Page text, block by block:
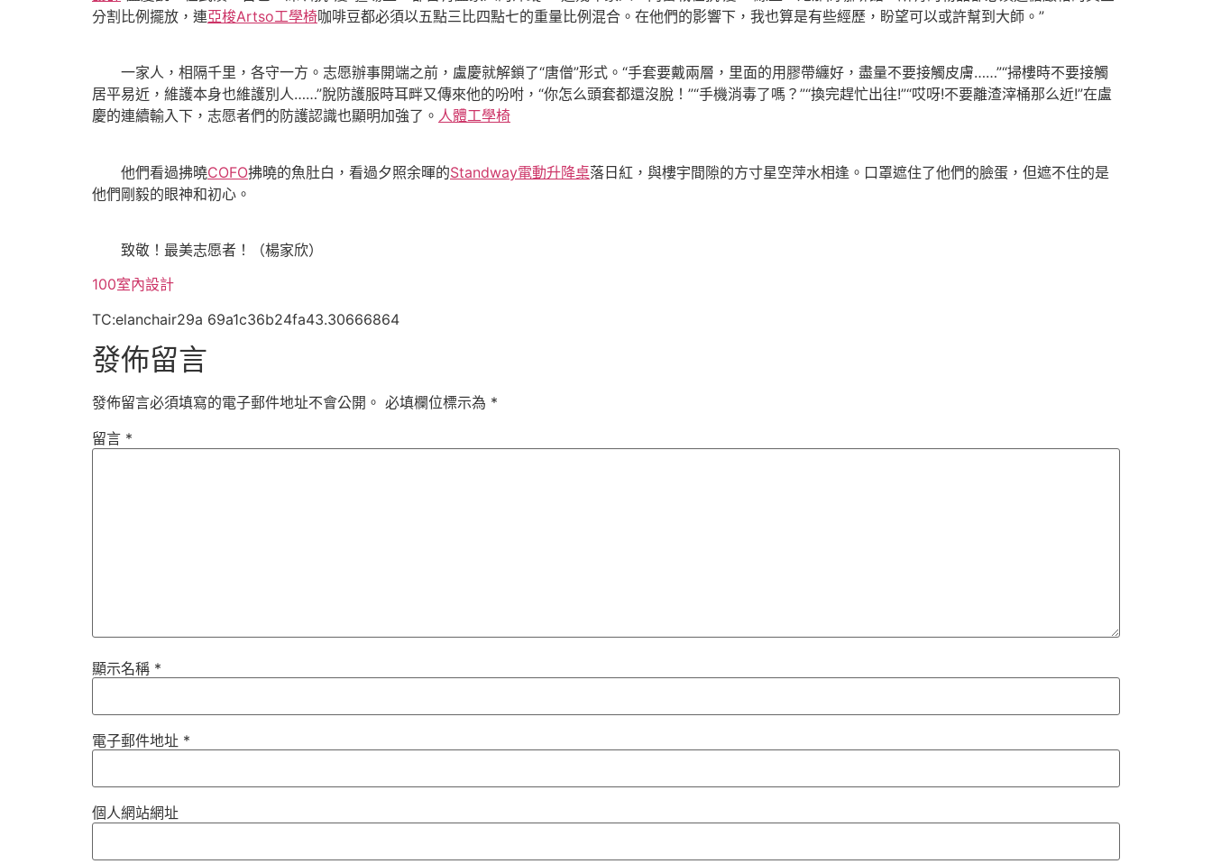
分割比例擺放，連亞梭Artso工學椅咖啡豆都必須以五點三比四點七的重量比例混合。在他們的影響下，我也算是有些經歷，盼望可以或許幫到大師。”
一家人，相隔千里，各守一方。志愿辦事開端之前，盧慶就解鎖了“唐僧”形式。“手套要戴兩層，里面的用膠帶纏好，盡量不要接觸皮膚……”“掃樓時不要接觸
居平易近，維護本身也維護別人……”脫防護服時耳畔又傳來他的吩咐，“你怎么頭套都還沒脫！”“手機消毒了嗎？”“換完趕忙出往!”“哎呀!不要離渣滓桶那么近!”在盧
慶的連續輸入下，志愿者們的防護認識也顯明加強了。 人體工學椅
他們看過拂曉COFO拂曉的魚肚白，看過夕照余暉的Standway電動升降桌落日紅，與樓宇間隙的方寸星空萍水相逢。口罩遮住了他們的臉蛋，但遮不住的是
他們剛毅的眼神和初心。
致敬！最美志愿者！（楊家欣）
100室內設計
TC:elanchair29a 69a1c36b24fa43.30666864
發佈留言
發佈留言必須填寫的電子郵件地址不會公開。 必填欄位標示為 *
留言 *
顯示名稱 *
電子郵件地址 *
個人網站網址